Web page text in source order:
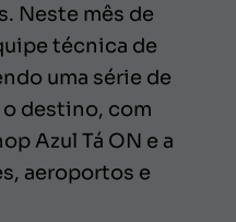
Neste mês de
técnica de
uma série de
destino, com
Azul Tá ON e a
aeroportos e